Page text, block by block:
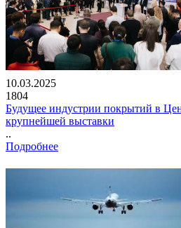
10.03.2025
1804
Будущее индустрии покрытий в
крупнейшей выставки
..
Подробнее